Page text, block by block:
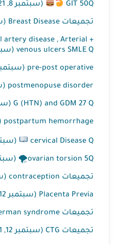
GIT 50Q (سبتمبر 8, 2021)
تجميعات Breast Disease (سبتمبر 8, 2021)
artery disease , Arterial +
venous ulcers SMLE Q (سبتمبر 8, 2021)
pre-post operative (سبتمبر 9, 2021)
postmenopuse disorder (سبتمبر 11, 2021)
G (HTN) and GDM 27 Q (سبتمبر 11, 2021)
postpartum hemorrhage (سبتمبر 11, 2021)
cervical Disease Q (سبتمبر
ovarian torsion 5Q🌪 (سبتمبر 12, 2021)
تجميعات contraception (سبتمبر 12, 2021)
Placenta Previa (سبتمبر 12, 2021)
تجميعات Asherman syndrome (سبتمبر 12, 2021)
تجميعات CTG (سبتمبر 12, 2021)